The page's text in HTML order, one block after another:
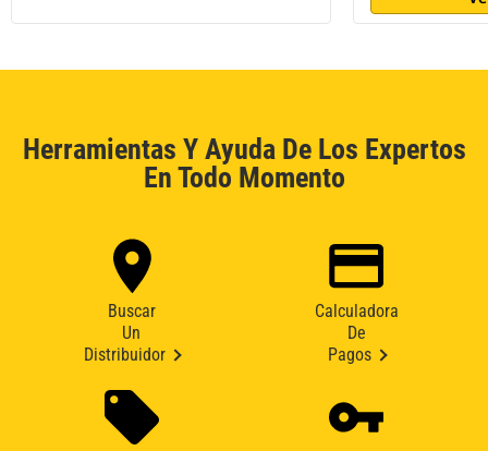
Herramientas Y Ayuda De Los Expertos
En Todo Momento
Buscar
Un
Distribuidor
Calculadora
De
Pagos